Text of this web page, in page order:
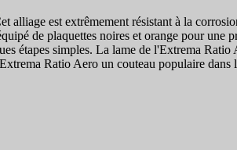
est extrêmement résistant à la
de plaquettes noires et orange pour une
étapes simples. La lame de l'Extrema
Ratio Aero un couteau populaire dans